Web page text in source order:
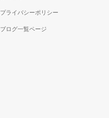
プライバシーポリシー
ブログ一覧ページ